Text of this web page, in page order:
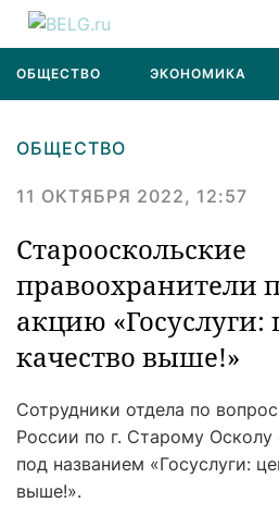
ОБЩЕСТВО ЭКОНОМИКА
ОБЩЕСТВО
11 ОКТЯБРЯ 2022, 12:57
Старооскольские
правоохранители
акцию
качество выше!»
Сотрудники отдела по
России по г. Старому Осколу
под названием «Госуслуги:
выше!».